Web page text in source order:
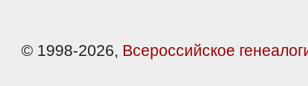
© 1998-2026, Всероссийское